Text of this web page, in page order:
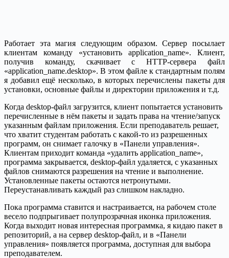
Работает эта магия следующим образом. Сервер посылает
клиентам команду «установить application_name». Клиент,
получив команду, скачивает с HTTP-сервера файл
«application_name.desktop». В этом файле к стандартным полям
я добавил ещё несколько, в которых перечислены пакеты для
установки, основные файлы и директории приложения и т.д.
Когда desktop-файл загрузится, клиент попытается установить
перечисленные в нём пакеты и задать права на чтение/запуск
указанным файлам приложения. Если преподаватель решает,
что хватит студентам работать с какой-то из разрешенных
программ, он снимает галочку в «Панели управления».
Клиентам приходит команда «удалить application_name»,
программа закрывается, desktop-файл удаляется, с указанных
файлов снимаются разрешения на чтение и выполнение.
Установленные пакеты остаются нетронутыми.
Переустанавливать каждый раз слишком накладно.
Пока программа ставится и настраивается, на рабочем столе
весело подпрыгивает полупрозрачная иконка приложения.
Когда выходит новая интересная программка, я кидаю пакет в
репозиторий, а на сервер desktop-файл, и в «Панели
управления» появляется программа, доступная для выбора
преподавателем.